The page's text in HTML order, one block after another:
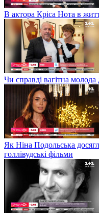
В актора Кріса Нота в
Чи справді вагітна
Як Ніна Подольська
голлівудські фільми